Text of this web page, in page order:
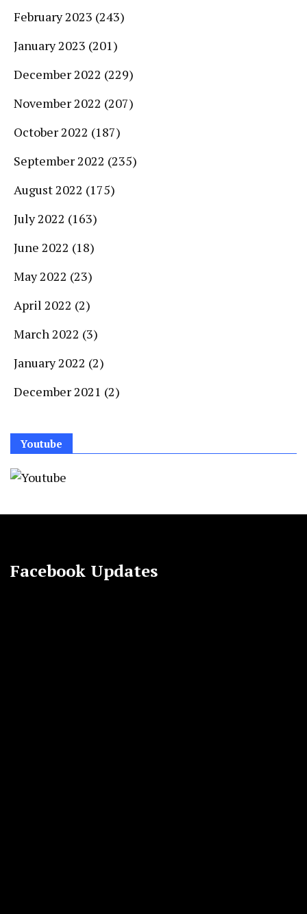
February 2023 (243)
January 2023 (201)
December 2022 (229)
November 2022 (207)
October 2022 (187)
September 2022 (235)
August 2022 (175)
July 2022 (163)
June 2022 (18)
May 2022 (23)
April 2022 (2)
March 2022 (3)
January 2022 (2)
December 2021 (2)
Youtube
Facebook Updates